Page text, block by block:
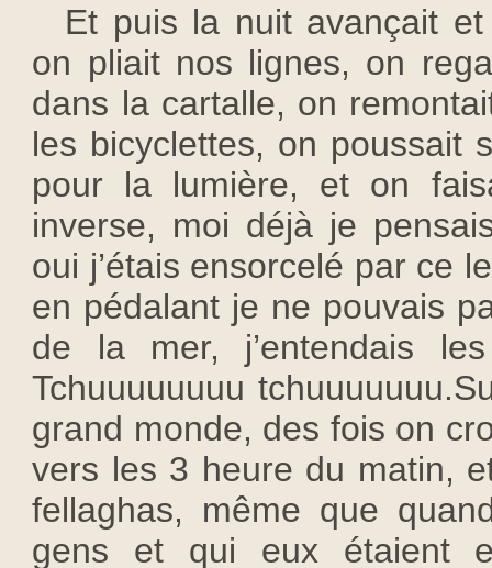
Et puis la nuit avançait
on pliait nos lignes, on
dans la cartalle, on
les bicyclettes, on poussait
pour la lumière, et on
inverse, moi déjà je
oui j’étais ensorcelé par ce
en pédalant je ne pouvais
de la mer, j’entendais
Tchuuuuuuuu
grand monde, des fois on
vers les 3 heure du matin,
fellaghas, même que
gens et qui eux étaient